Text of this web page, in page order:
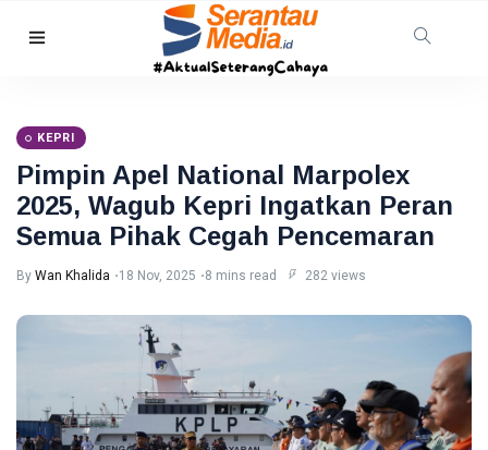
Suami
Diduga
Bacok
Perempuan
hingga
Tewas di
Pekanbaru
07
Aug,
2026
INDRAGIRI
HILIR
Kemunculan
Muara Bikin
Warga Desa
Berhasil
Menangkap
07 Aug,
21
views
Sekda
Riau
KEPRI
Pimpin Apel National Marpolex
2025, Wagub Kepri Ingatkan Peran
Semua Pihak Cegah Pencemaran
By Wan Khalida 18 Nov, 2025 8 mins read 282 views